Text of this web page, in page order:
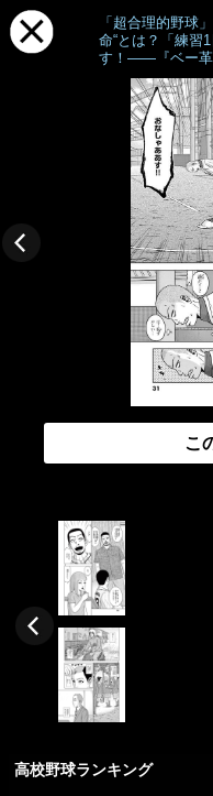
「超合理的野球
命“とは？「練習
す！――『ベー革
こ
高校野球ランキング